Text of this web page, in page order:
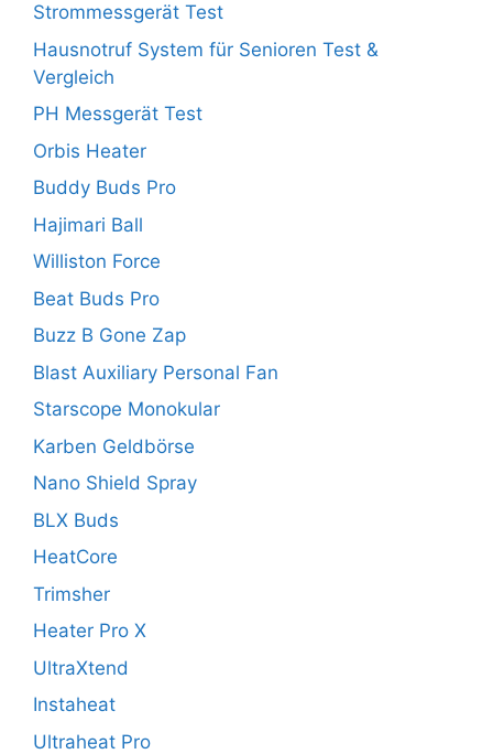
Strommessgerät Test
Hausnotruf System für Senioren Test &
Vergleich
PH Messgerät Test
Orbis Heater
Buddy Buds Pro
Hajimari Ball
Williston Force
Beat Buds Pro
Buzz B Gone Zap
Blast Auxiliary Personal Fan
Starscope Monokular
Karben Geldbörse
Nano Shield Spray
BLX Buds
HeatCore
Trimsher
Heater Pro X
UltraXtend
Instaheat
Ultraheat Pro